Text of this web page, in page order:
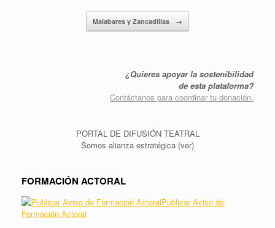
Malabares y Zancadillas →
¿Quieres apoyar la sostenibilidad
de esta plataforma?
Contáctanos para coordinar tu donación.
PORTAL DE DIFUSIÓN TEATRAL
Somos alianza estratégica (ver)
FORMACIÓN ACTORAL
Publicar Aviso de
Formación Actoral